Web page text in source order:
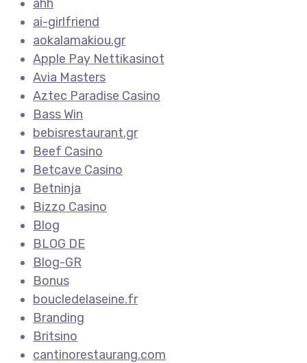
ahh
ai-girlfriend
aokalamakiou.gr
Apple Pay Nettikasinot
Avia Masters
Aztec Paradise Casino
Bass Win
bebisrestaurant.gr
Beef Casino
Betcave Casino
Betninja
Bizzo Casino
Blog
BLOG DE
Blog-GR
Bonus
boucledelaseine.fr
Branding
Britsino
cantinorestaurang.com